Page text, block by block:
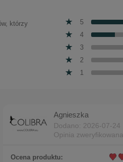
którzy
5
4
3
2
1
Agnieszka
Dodano: 2026-07-24
Opinia zweryfikowana
Ocena produktu: